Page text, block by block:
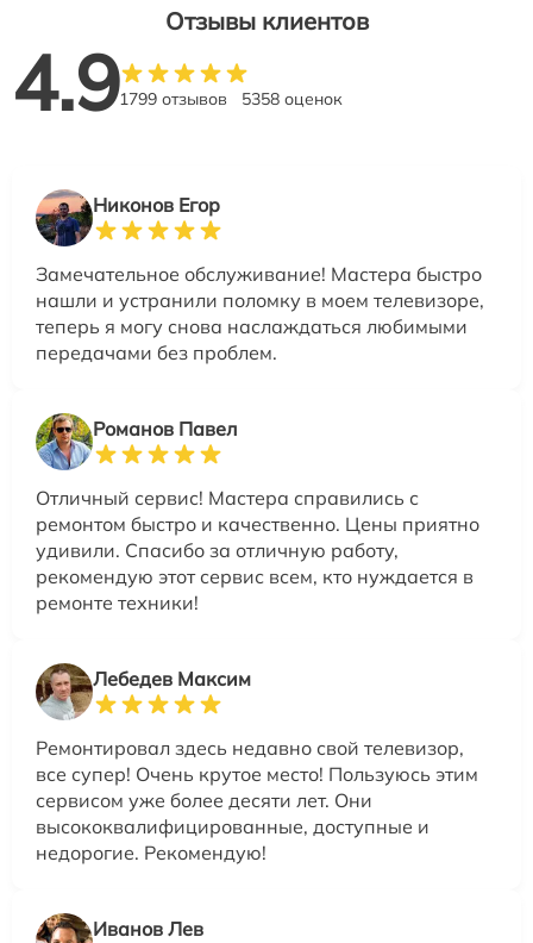
Отзывы клиентов
4.91799 отзывов 5358 оценок
Никонов Егор
Замечательное обслуживание! Мастера быстро
нашли и устранили поломку в моем телевизоре,
теперь я могу снова наслаждаться любимыми
передачами без проблем.
Романов Павел
Отличный сервис! Мастера справились с
ремонтом быстро и качественно. Цены приятно
удивили. Спасибо за отличную работу,
рекомендую этот сервис всем, кто нуждается в
ремонте техники!
Лебедев Максим
Ремонтировал здесь недавно свой телевизор,
все супер! Очень крутое место! Пользуюсь этим
сервисом уже более десяти лет. Они
высококвалифицированные, доступные и
недорогие. Рекомендую!
Иванов Лев